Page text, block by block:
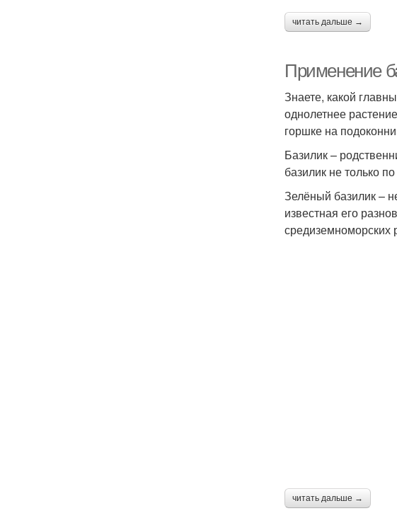
читать дальше →
Применение
Знаете, какой
однолетнее
горшке на
Базилик –
базилик не только
Зелёный базилик –
известная его
средиземноморских
читать дальше →